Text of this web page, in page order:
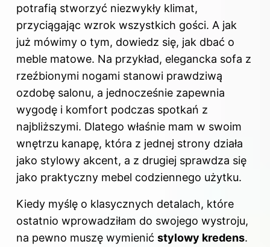
potrafią stworzyć niezwykły klimat,
przyciągając wzrok wszystkich gości. A jak
już mówimy o tym, dowiedz się, jak dbać o
meble matowe. Na przykład, elegancka sofa z
rzeźbionymi nogami stanowi prawdziwą
ozdobę salonu, a jednocześnie zapewnia
wygodę i komfort podczas spotkań z
najbliższymi. Dlatego właśnie mam w swoim
wnętrzu kanapę, która z jednej strony działa
jako stylowy akcent, a z drugiej sprawdza się
jako praktyczny mebel codziennego użytku.
Kiedy myślę o klasycznych detalach, które
ostatnio wprowadziłam do swojego wystroju,
na pewno muszę wymienić stylowy kredens.